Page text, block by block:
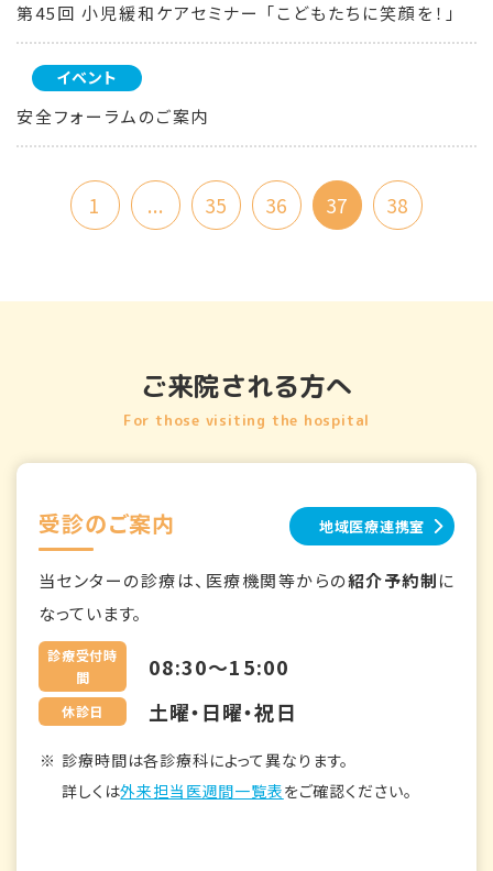
第45回 小児緩和ケアセミナー 「こどもたちに笑顔を！」
イベント
安全フォーラムのご案内
1 ... 35 36 37 38
ご来院される方へ
For those visiting the hospital
受診のご案内 地域医療連携室
当センターの診療は、医療機関等からの紹介予約制に
なっています。
診療受付時
間
08:30～15:00
休診日 土曜・日曜・祝日
診療時間は各診療科によって異なります。
詳しくは外来担当医週間一覧表をご確認ください。